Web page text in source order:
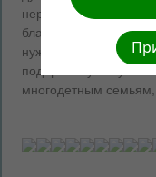
неравнодушным
благотворительных
нуждающихся в сети
подарить чуточку
многодетным